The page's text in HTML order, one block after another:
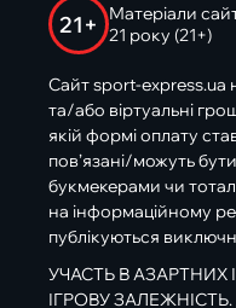
21+
Матеріали
21 року (21+)
Сайт sport-express.ua
та/або віртуальні
якій формі оплату
пов’язані/можуть
букмекерами чи
на інформаційному
публікуються
УЧАСТЬ В
ІГРОВУ